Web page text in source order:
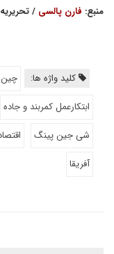
منبع: فارن پالسی / تحریریه
کلید واژه ها: چین
ابتکارعمل کمربند و جاده
شی جین پینگ
آفریقا